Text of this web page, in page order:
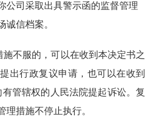
公司采取出具警示函的监督管理
诚信档案。
不服的，可以在收到本决定书之
提出行政复议申请，也可以在收到
有管辖权的人民法院提起诉讼。复
理措施不停止执行。